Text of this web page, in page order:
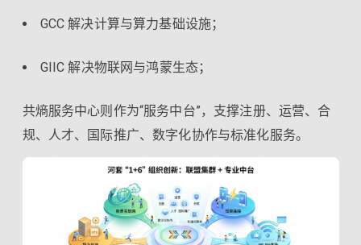
GCC 解决计算与算力基础设施；
GIIC 解决物联网与鸿蒙生态；
共熵服务中心则作为“服务中台”，支撑注册、运营、合
规、人才、国际推广、数字化协作与标准化服务。